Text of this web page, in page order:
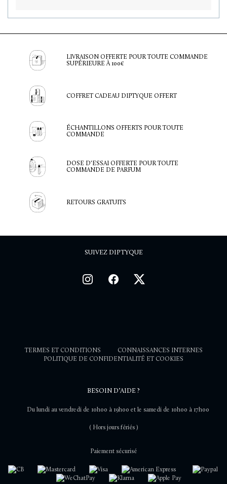
LIVRAISON OFFERTE POUR TOUTE COMMANDE
SUPÉRIEURE À 100€
COFFRET CADEAU DIPTYQUE OFFERT
ÉCHANTILLONS OFFERTS POUR TOUTE
COMMANDE
DOSE D'ESSAI OFFERTE POUR TOUTE
COMMANDE DE PARFUM
RETOURS GRATUITS
SUIVEZ DIPTYQUE
TERMES ET CONDITIONS
CONNAISSANCES INTERNES
POLITIQUE DE CONFIDENTIALITÉ ET COOKIES
BESOIN D’AIDE ?
Du lundi au vendredi de 10h00 à 19h00 et le samedi de 10h00 à 17h00
( Hors jours fériés )
Paiement sécurisé